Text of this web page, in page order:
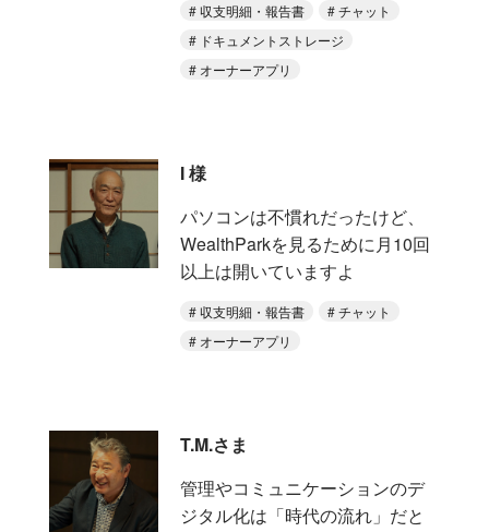
収支明細・報告書
チャット
ドキュメントストレージ
オーナーアプリ
I 様
パソコンは不慣れだったけど、
WealthParkを見るために月10回
以上は開いていますよ
収支明細・報告書
チャット
オーナーアプリ
T.M.さま
管理やコミュニケーションのデ
ジタル化は「時代の流れ」だと